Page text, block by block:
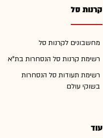
קרנות סל
מחשבונים לקרנות סל
רשימת קרנות סל הנסחרות בת"א
רשימת תעודות סל הנסחרות
בשוקי עולם
עוד